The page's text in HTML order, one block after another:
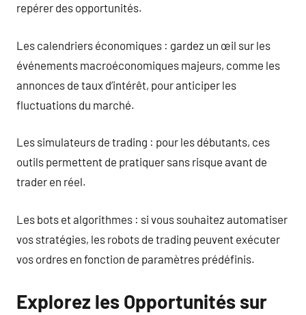
repérer des opportunités.
Les calendriers économiques : gardez un œil sur les
événements macroéconomiques majeurs, comme les
annonces de taux d’intérêt, pour anticiper les
fluctuations du marché.
Les simulateurs de trading : pour les débutants, ces
outils permettent de pratiquer sans risque avant de
trader en réel.
Les bots et algorithmes : si vous souhaitez automatiser
vos stratégies, les robots de trading peuvent exécuter
vos ordres en fonction de paramètres prédéfinis.
Explorez les Opportunités sur